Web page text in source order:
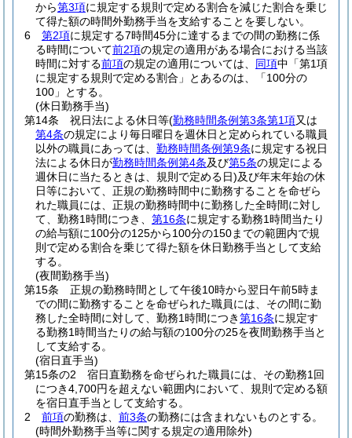
から第3項に規定する規則で定める割合を減じた割合を乗じ
て得た額の時間外勤務手当を支給することを要しない。
6
第2項に規定する7時間45分に達するまでの間の勤務に係
る時間について前2項の規定の適用がある場合における当該
時間に対する前項の規定の適用については、 同項中「第1項
に規定する規則で定める割合」とあるのは、「100分の
100」とする。
(休日勤務手当)
第14条
祝日法による休日等(勤務時間条例第3条第1項又は
第4条の規定により毎日曜日を週休日と定められている職員
以外の職員にあっては、 勤務時間条例第9条に規定する祝日
法による休日が勤務時間条例第4条及び第5条の規定による
週休日に当たるときは、規則で定める日)及び年末年始の休
日等において、正規の勤務時間中に勤務することを命ぜら
れた職員には、正規の勤務時間中に勤務した全時間に対し
て、勤務1時間につき、 第16条に規定する勤務1時間当たり
の給与額に100分の125から100分の150までの範囲内で規
則で定める割合を乗じて得た額を休日勤務手当として支給
する。
(夜間勤務手当)
第15条
正規の勤務時間として午後10時から翌日午前5時ま
での間に勤務することを命ぜられた職員には、その間に勤
務した全時間に対して、勤務1時間につき第16条に規定す
る勤務1時間当たりの給与額の100分の25を夜間勤務手当と
して支給する。
(宿日直手当)
第15条の2
宿日直勤務を命ぜられた職員には、その勤務1回
につき4,700円を超えない範囲内において、規則で定める額
を宿日直手当として支給する。
2
前項の勤務は、 前3条の勤務には含まれないものとする。
(時間外勤務手当等に関する規定の適用除外)